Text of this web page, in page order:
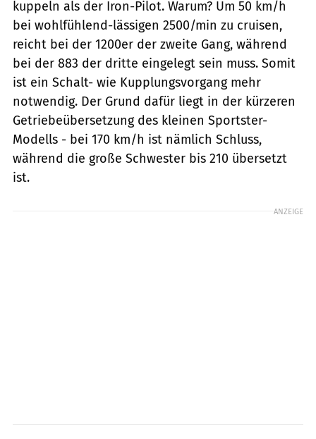
kuppeln als der Iron-Pilot. Warum? Um 50 km/h
bei wohlfühlend-lässigen 2500/min zu cruisen,
reicht bei der 1200er der zweite Gang, während
bei der 883 der dritte eingelegt sein muss. Somit
ist ein Schalt- wie Kupplungsvorgang mehr
notwendig. Der Grund dafür liegt in der kürzeren
Getriebeübersetzung des kleinen Sportster-
Modells - bei 170 km/h ist nämlich Schluss,
während die große Schwester bis 210 übersetzt
ist.
ANZEIGE